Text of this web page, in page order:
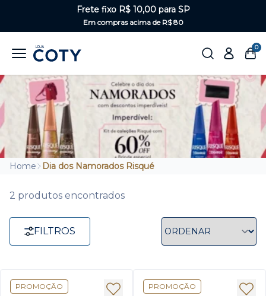
Frete fixo R$ 10,00 para SP
Em compras acima de R$ 80
0
Home Dia dos Namorados Risqué
2 produtos encontrados
FILTROS
PROMOÇÃO PROMOÇÃO